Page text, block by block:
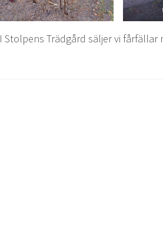
I Stolpens Trädgård säljer vi